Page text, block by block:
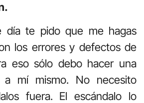
día te pido que me hagas
los errores y defectos de
eso sólo debo hacer una
a mí mismo. No necesito
fuera. El escándalo lo